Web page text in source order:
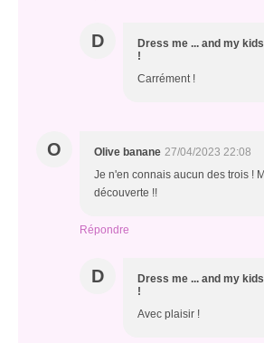
D
Dress me ... and my kids
!
Carrément !
O Olive banane 27/04/2023 22:08
Je n'en connais aucun des trois !
découverte !!
Répondre
D
Dress me ... and my kids
!
Avec plaisir !